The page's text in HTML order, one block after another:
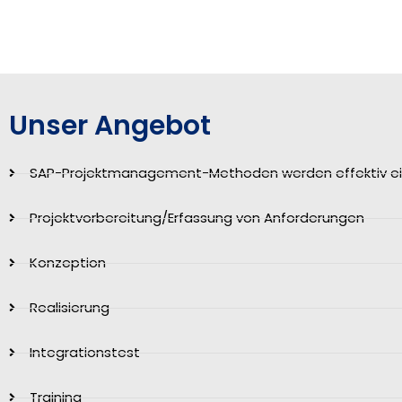
Unser Angebot
SAP-Projektmanagement-Methoden werden effektiv
Projektvorbereitung/Erfassung von Anforderungen
Konzeption
Realisierung
Integrationstest
Training